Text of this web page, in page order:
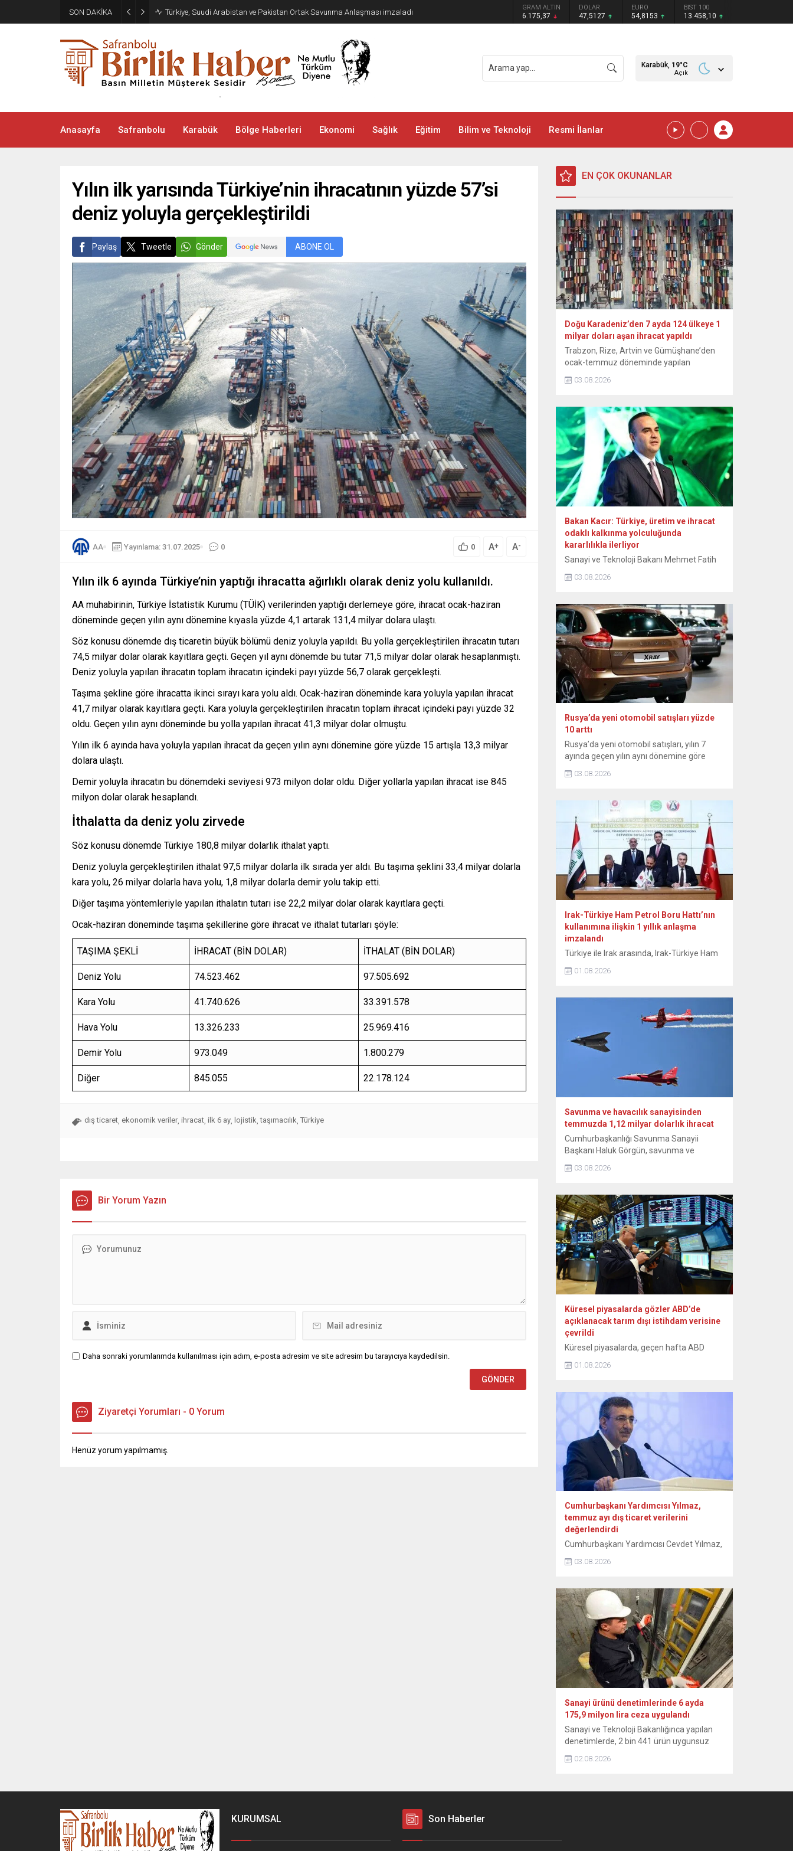
SON DAKİKA Türkiye, Suudi Arabistan ve Pakistan Ortak Savunma Anlaşması imzaladı GRAM ALTIN
6.175,37
DOLAR
47,5127
EURO
54,8153
BIST 100
13.458,10
Karabük, 19°C
Açık
Anasayfa Safranbolu Karabük Bölge Haberleri Ekonomi Sağlık Eğitim Bilim ve Teknoloji Resmi İlanlar
Yılın ilk yarısında Türkiye’nin ihracatının yüzde 57’si
deniz yoluyla gerçekleştirildi
Paylaş Tweetle Gönder ABONE OL
AA Yayınlama: 31.07.2025 0 0 A+ A-
Yılın ilk 6 ayında Türkiye’nin yaptığı ihracatta ağırlıklı olarak deniz yolu kullanıldı.
AA muhabirinin, Türkiye İstatistik Kurumu (TÜİK) verilerinden yaptığı derlemeye göre, ihracat ocak-haziran
döneminde geçen yılın aynı dönemine kıyasla yüzde 4,1 artarak 131,4 milyar dolara ulaştı.
Söz konusu dönemde dış ticaretin büyük bölümü deniz yoluyla yapıldı. Bu yolla gerçekleştirilen ihracatın tutarı
74,5 milyar dolar olarak kayıtlara geçti. Geçen yıl aynı dönemde bu tutar 71,5 milyar dolar olarak hesaplanmıştı.
Deniz yoluyla yapılan ihracatın toplam ihracatın içindeki payı yüzde 56,7 olarak gerçekleşti.
Taşıma şekline göre ihracatta ikinci sırayı kara yolu aldı. Ocak-haziran döneminde kara yoluyla yapılan ihracat
41,7 milyar olarak kayıtlara geçti. Kara yoluyla gerçekleştirilen ihracatın toplam ihracat içindeki payı yüzde 32
oldu. Geçen yılın aynı döneminde bu yolla yapılan ihracat 41,3 milyar dolar olmuştu.
Yılın ilk 6 ayında hava yoluyla yapılan ihracat da geçen yılın aynı dönemine göre yüzde 15 artışla 13,3 milyar
dolara ulaştı.
Demir yoluyla ihracatın bu dönemdeki seviyesi 973 milyon dolar oldu. Diğer yollarla yapılan ihracat ise 845
milyon dolar olarak hesaplandı.
İthalatta da deniz yolu zirvede
Söz konusu dönemde Türkiye 180,8 milyar dolarlık ithalat yaptı.
Deniz yoluyla gerçekleştirilen ithalat 97,5 milyar dolarla ilk sırada yer aldı. Bu taşıma şeklini 33,4 milyar dolarla
kara yolu, 26 milyar dolarla hava yolu, 1,8 milyar dolarla demir yolu takip etti.
Diğer taşıma yöntemleriyle yapılan ithalatın tutarı ise 22,2 milyar dolar olarak kayıtlara geçti.
Ocak-haziran döneminde taşıma şekillerine göre ihracat ve ithalat tutarları şöyle:
TAŞIMA ŞEKLİ İHRACAT (BİN DOLAR) İTHALAT (BİN DOLAR)
Deniz Yolu 74.523.462 97.505.692
Kara Yolu 41.740.626 33.391.578
Hava Yolu 13.326.233 25.969.416
Demir Yolu 973.049 1.800.279
Diğer 845.055 22.178.124
dış ticaret, ekonomik veriler, ihracat, ilk 6 ay, lojistik,taşımacılık, Türkiye
Bir Yorum Yazın
Daha sonraki yorumlarımda kullanılması için adım, e-posta adresim ve site adresim bu tarayıcıya kaydedilsin.
Ziyaretçi Yorumları - 0 Yorum
Henüz yorum yapılmamış.
EN ÇOK OKUNANLAR
Doğu Karadeniz’den 7 ayda 124 ülkeye 1
milyar doları aşan ihracat yapıldı
Trabzon, Rize, Artvin ve Gümüşhane’den
ocak-temmuz döneminde yapılan
yüzde 18’lik artışla 1 milyar 92 milyon 760
Karadeniz İhracatçılar Birliği (DKİB)
Yönetim Kurulu Başkanı Selçuk İskender,
yaptığı yazılı açıklamada, bu yılın 7 aylık
döneminde Trabzon’dan 841 milyon 470...
03.08.2026
Bakan Kacır: Türkiye, üretim ve ihracat
odaklı kalkınma yolculuğunda
kararlılıkla ilerliyor
Sanayi ve Teknoloji Bakanı Mehmet Fatih
performansının sürdüğünü belirtti. Kacır,
temmuz ayı ihracat rakamlarını
değerlendirdi. Sanayicinin katma değerli
üretimi sürdürdüğünü ifade eden Kacır,
şunları kaydetti: “İhracatta güçlü
performansımız devam ediyor.
Temmuzda ihracat, geçen yılın aynı ayına
göre yüzde 2,9 artarak 25,6 milyar...
03.08.2026
Rusya’da yeni otomobil satışları yüzde
10 arttı
Rusya’da yeni otomobil satışları, yılın 7
ayında geçen yılın aynı dönemine göre
yüzde 10 artarak 815 bin 100’e ulaştı.
Rusya Sanayi ve Ticaret Bakanlığından
otomobil pazarına ilişkin verilere yer verildi.
Bu yılın ocak-temmuz döneminde yeni
otomobil satışlarının geçen yılın aynı
dönemine göre yüzde 10 artışla 815...
03.08.2026
Irak-Türkiye Ham Petrol Boru Hattı’nın
kullanımına ilişkin 1 yıllık anlaşma
imzalandı
Türkiye ile Irak arasında, Irak-Türkiye Ham
sağlamak amacıyla günlük 750 bin varillik
imzalandı. Enerji ve Tabii Kaynaklar
Bakanlığından yapılan açıklamaya göre,
Enerji ve Tabii Kaynaklar Bakanı Alparslan
Bayraktar, Irak Petrol Bakanı Basim
Muhammed Hüdeyir ve beraberindeki
01.08.2026
Savunma ve havacılık sanayisinden
temmuzda 1,12 milyar dolarlık ihracat
Cumhurbaşkanlığı Savunma Sanayii
Başkanı Haluk Görgün, savunma ve
ayında geçen yılın aynı ayına göre yüzde
gerçekleştirdiğini bildirdi. Görgün, NSosyal
hesabından yaptığı paylaşımda, Türk
savunma ve havacılık sanayisi sektörünün
ihracat verilerine ilişkin bilgi verdi. Sektörün
temmuz ayında da ihracattaki istikrarlı
yükselişini...
03.08.2026
Küresel piyasalarda gözler ABD’de
açıklanacak tarım dışı istihdam verisine
çevrildi
Küresel piyasalarda, geçen hafta ABD
merkez bankalarının faiz kararları, Orta
gelişmelerle karışık seyir izlenirken, gözler
ABD’de açıklanacak tarım dışı istihdam
verisine çevrildi. Orta Doğu’ya ilişkin haber
akışından gelen karışık sinyaller, teknoloji
hisselerindeki sert dalgalanmalar,
açıklanan bilançolar ve önde gelen
merkez...
01.08.2026
Cumhurbaşkanı Yardımcısı Yılmaz,
temmuz ayı dış ticaret verilerini
değerlendirdi
Cumhurbaşkanı Yardımcısı Cevdet Yılmaz,
“Çatışma ortamının etkisiyle dünya
ticaretindeki zayıf görünümün sürdüğü bu
altyapısı sayesinde yüksek seviyesini
sürdürmektedir.” ifadesini kullandı. Yılmaz,
NSosyal hesabından, temmuz ayı dış
ticaret verilerine ilişkin paylaşımda
bulundu. “Küresel belirsizlikler ve çatışma
ortamının etkisiyle dünya ticaretindeki
zayıf görünümün sürdüğü bu dönemde,
Türkiye’nin...
03.08.2026
Sanayi ürünü denetimlerinde 6 ayda
175,9 milyon lira ceza uygulandı
Sanayi ve Teknoloji Bakanlığınca yapılan
denetimlerde, 2 bin 441 ürün uygunsuz
hakkında toplatma kararı ver Sanayi ve
02.08.2026
KURUMSAL Son Haberler